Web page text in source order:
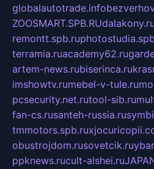
globalautotrade.info
ZOOSMART.SPB.RUdalakony.ru
remontt.spb.ru
terramia.ruacademy62.ru
artem-news.rubiserinca.ru
imshowtv.rumebel-v-tule.ru
pcsecurity.net.rutool-sib.ru
fan-cs.rusanteh-russia.ru
tmmotors.spb.ru
obustrojdom.rusovetcik.ru
ppknews.rucult-alshei.ru